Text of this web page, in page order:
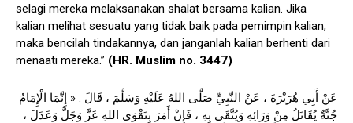
selagi mereka melaksanakan shalat bersama kalian. Jika
kalian melihat sesuatu yang tidak baik pada pemimpin kalian,
maka bencilah tindakannya, dan janganlah kalian berhenti dari
menaati mereka.” (HR. Muslim no. 3447)
عَنْ أَبِي هُرَيْرَةَ ، عَنْ النَّبِيِّ صَلَّى اللهُ عَلَيْهِ وَسَلَّمَ ، قَالَ : « إِنَّمَا الْإِمَامُ
جُنَّةٌ يُقَاتَلُ مِنْ وَرَائِهِ وَيُتَّقَى بِهِ ، فَإِنْ أَمَرَ بِتَقْوَى اللهِ عَزَّ وَجَلَّ وَعَدَلَ ،